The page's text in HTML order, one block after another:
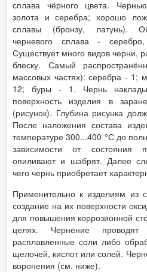
сплава чёрного цвета.
золота и серебра; хорошо
сплавы (бронзу, латунь).
черневого сплава -
Существует много видов черни,
блеску. Самый
массовых частях): серебра - 1;
12; буры - 1. Чернь
поверхность изделия в
(рисунок). Глубина рисунка
После наложения состава
температуре 300...400 °С до
зависимости от состояния
опиливают и шабрят. Далее
чего чернь приобретает
Применительно к изделиям из
создание на их поверхности
для повышения коррозионной
целях. Чернение
расплавленные соли либо
щелочей, кислот или солей.
воронения (см. ниже).